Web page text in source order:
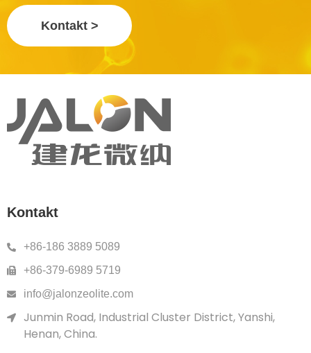
Kontakt >
Kontakt
+86-186 3889 5089
+86-379-6989 5719
info@jalonzeolite.com
Junmin Road, Industrial Cluster District, Yanshi,
Henan, China.